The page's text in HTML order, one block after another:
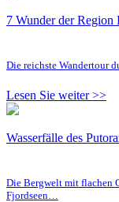
7 Wunder der Region
Die reichste Wandertour
Lesen Sie weiter >>
Wasserfälle des
Die Bergwelt mit flachen
Fjordseen…